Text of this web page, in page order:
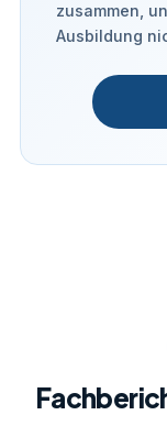
zusammen,
Ausbildung